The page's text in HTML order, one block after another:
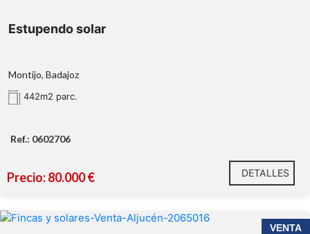
Estupendo solar
Montijo, Badajoz
442m2 parc.
Ref.: 0602706
Precio: 80.000 € DETALLES
VENTA